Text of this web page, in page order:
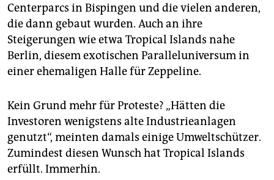
Centerparcs in Bispingen und die vielen anderen,
die dann gebaut wurden. Auch an ihre
Steigerungen wie etwa Tropical Islands nahe
Berlin, diesem exotischen Paralleluniversum in
einer ehemaligen Halle für Zeppeline.
Kein Grund mehr für Proteste? „Hätten die
Investoren wenigstens alte Industrieanlagen
genutzt“, meinten damals einige Umweltschützer.
Zumindest diesen Wunsch hat Tropical Islands
erfüllt. Immerhin.